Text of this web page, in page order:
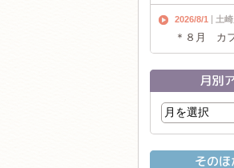
2026/8/1 土
＊８月 カ